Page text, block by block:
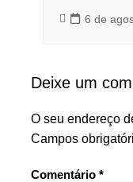
6 de
Deixe um
O seu endereço
Campos
Comentário *